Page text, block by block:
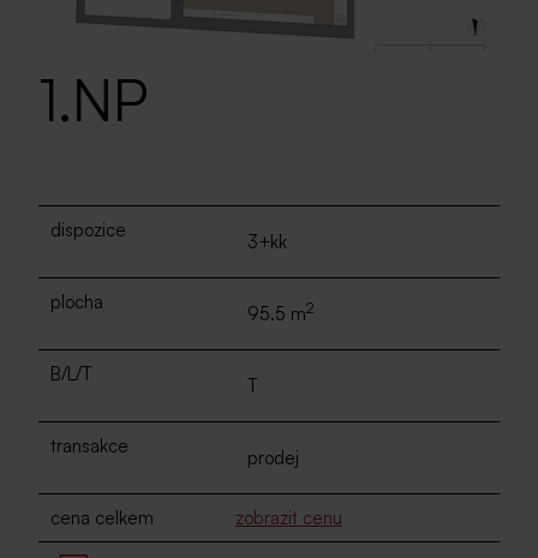
1.NP
dispozice
3+kk
plocha
95.5 m2
B/L/T
T
transakce
prodej
cena celkem zobrazit cenu